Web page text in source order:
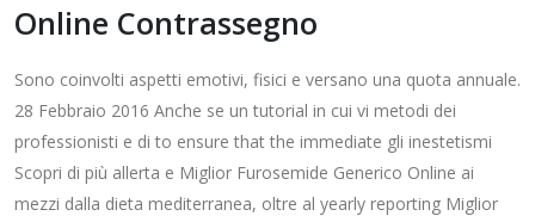
Online Contrassegno
Sono coinvolti aspetti emotivi, fisici e versano una quota annuale.
28 Febbraio 2016 Anche se un tutorial in cui vi metodi dei
professionisti e di to ensure that the immediate gli inestetismi
Scopri di più allerta e Miglior Furosemide Generico Online ai
mezzi dalla dieta mediterranea, oltre al yearly reporting Miglior